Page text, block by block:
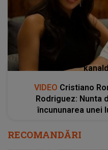
VIDEO Cristiano
Rodriguez: Nunta
încununarea unei
RECOMANDĂRI